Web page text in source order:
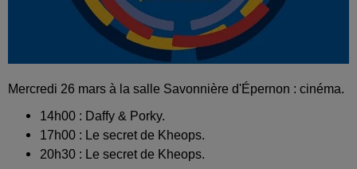
Mercredi 26 mars à la salle Savonnière d'Épernon : cinéma.
14h00 : Daffy & Porky.
17h00 : Le secret de Kheops.
20h30 : Le secret de Kheops.